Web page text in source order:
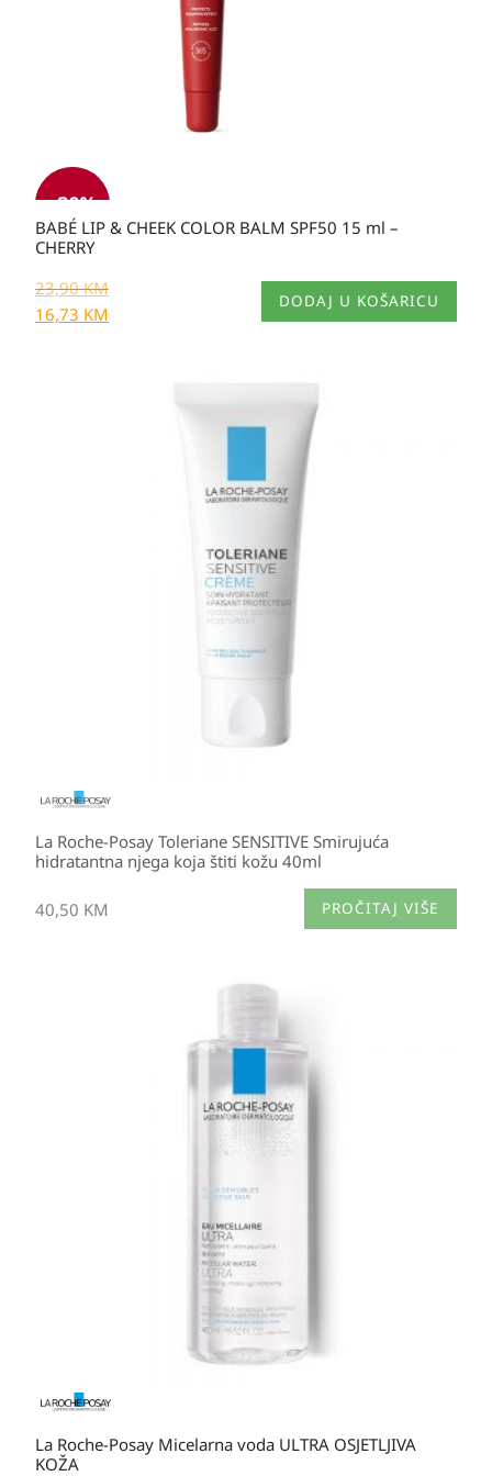
-30%
BABÉ LIP & CHEEK COLOR BALM SPF50 15 ml –
CHERRY
23,90KM
16,73 KM
DODAJ U KOŠARICU
La Roche-Posay Toleriane SENSITIVE Smirujuća
hidratantna njega koja štiti kožu 40ml
40,50 KM PROČITAJ VIŠE
La Roche-Posay Micelarna voda ULTRA OSJETLJIVA
KOŽA